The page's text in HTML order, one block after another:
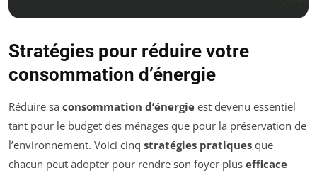
Stratégies pour réduire votre
consommation d’énergie
Réduire sa consommation d’énergie est devenu essentiel
tant pour le budget des ménages que pour la préservation de
l’environnement. Voici cinq stratégies pratiques que
chacun peut adopter pour rendre son foyer plus efficace